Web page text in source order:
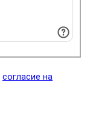
согласие на